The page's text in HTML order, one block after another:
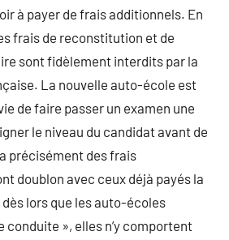
à payer de frais additionnels. En
frais de reconstitution et de
sont fidèlement interdits par la
La nouvelle auto-école est
de faire passer un examen une
le niveau du candidat avant de
précisément des frais
doublon avec ceux déjà payés la
lors que les auto-écoles
conduite », elles n’y comportent